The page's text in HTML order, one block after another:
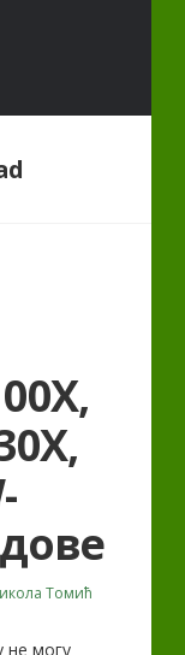
Томић
не могу